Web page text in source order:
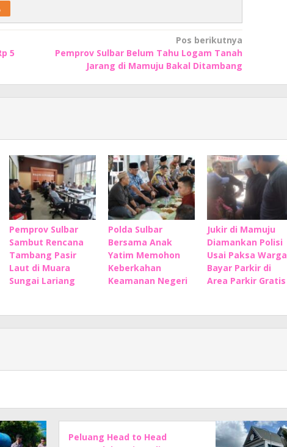
5
Pos berikutnya
Pemprov Sulbar Belum Tahu Logam Tanah
Jarang di Mamuju Bakal Ditambang
Pemprov Sulbar
Sambut Rencana
Tambang Pasir
Laut di Muara
Sungai Lariang
Polda Sulbar
Bersama Anak
Yatim Memohon
Keberkahan
Keamanan Negeri
Jukir di Mamuju
Diamankan Polisi
Usai Paksa Warga
Bayar Parkir di
Area Parkir Gratis
Peluang Head to Head